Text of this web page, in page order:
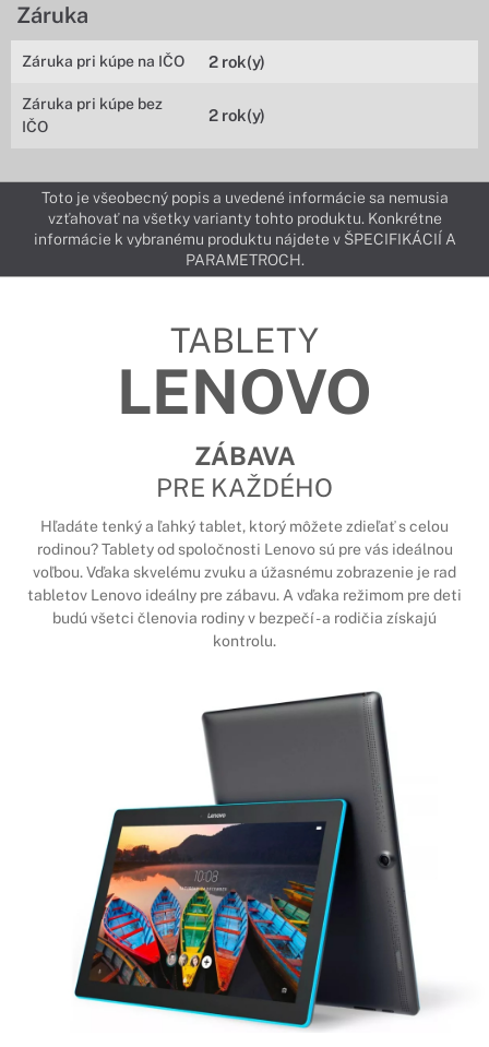
Záruka
Záruka pri kúpe na IČO 2 rok(y)
Záruka pri kúpe bez
IČO
2 rok(y)
Toto je všeobecný popis a uvedené informácie sa nemusia
vzťahovať na všetky varianty tohto produktu. Konkrétne
informácie k vybranému produktu nájdete v ŠPECIFIKÁCIÍ A
PARAMETROCH.
TABLETY
LENOVO
ZÁBAVA
PRE KAŽDÉHO
Hľadáte tenký a ľahký tablet, ktorý môžete zdieľať s celou
rodinou? Tablety od spoločnosti Lenovo sú pre vás ideálnou
voľbou. Vďaka skvelému zvuku a úžasnému zobrazenie je rad
tabletov Lenovo ideálny pre zábavu. A vďaka režimom pre deti
budú všetci členovia rodiny v bezpečí - a rodičia získajú
kontrolu.